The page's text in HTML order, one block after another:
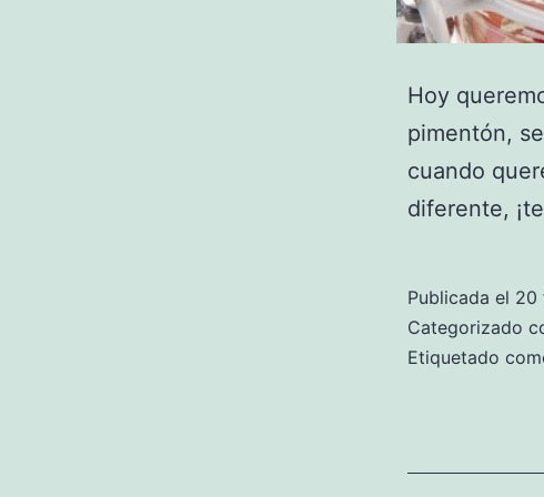
Hoy
pimentón,
cuando
diferente,
Publicada el 20
Categorizado
Etiquetado